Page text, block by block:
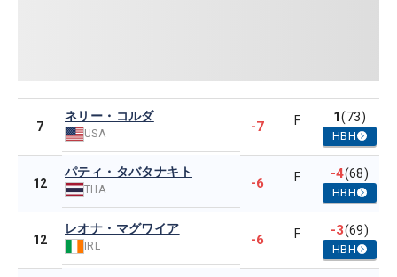
7
ネリー・コルダ
USA -7 F 1(73)
HBH
12
パティ・タバタナキト
THA -6 F -4(68)
HBH
12
レオナ・マグワイア
IRL -6 F -3(69)
HBH